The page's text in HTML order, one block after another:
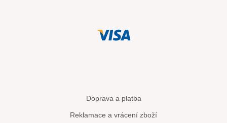
Doprava a platba
Reklamace a vrácení zboží